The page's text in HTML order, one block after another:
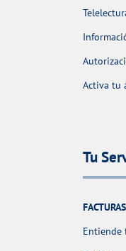
Activa tu
Tu
Entiende